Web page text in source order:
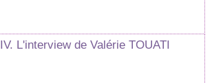
L'interview de Valérie TOUATI